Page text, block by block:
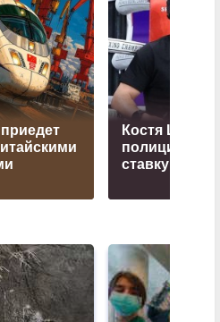
Костя Цзю
полицию на
ставку -